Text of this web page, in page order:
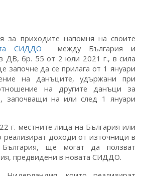
за приходите напомня на своите
СИДДО между България и
ДВ, бр. 55 от 2 юли 2021 г., в сила
започне да се прилага от 1 януари
на данъците, удържани при
на другите данъци за
започващи на или след 1 януари
г. местните лица на България или
доходи от източници в
ще могат да ползват
предвидени в новата СИДДО.